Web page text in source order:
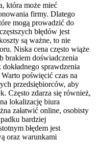
która może mieć
firmy. Dlatego
mogą prowadzić do
błędów jest
są ważne, to nie
Niska cena często wiąże
brakiem doświadczenia
sprawdzenia
poświęcić czas na
przedsiębiorców, aby
Często zdarza się również,
lokalizację biura
załatwić online, osobisty
bardziej
błędem jest
oraz warunkami